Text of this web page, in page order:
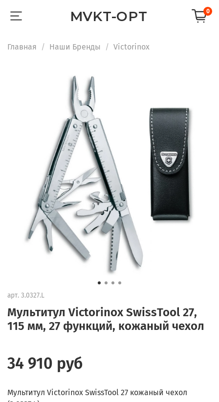
MVKT-OPT 0
Главная Наши Бренды Victorinox
арт. 3.0327.L
Мультитул Victorinox SwissTool 27,
115 мм, 27 функций, кожаный чехол
34 910 руб
Мультитул Victorinox SwissTool 27 кожаный чехол